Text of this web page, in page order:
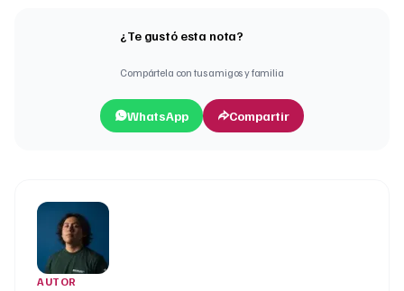
¿Te gustó esta nota?
Compártela con tus amigos y familia
WhatsApp Compartir
AUTOR